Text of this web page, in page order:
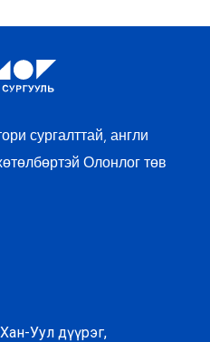
сургалттай, англи
Олонлог төв
Уул дүүрэг,